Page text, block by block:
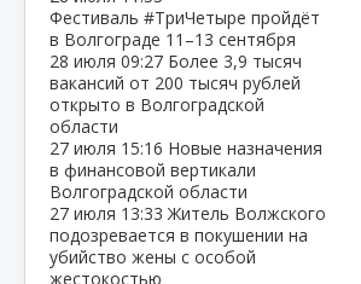
Фестиваль #ТриЧетыре пройдёт
в Волгограде 11–13 сентября
28 июля 09:27 Более 3,9 тысяч
вакансий от 200 тысяч рублей
открыто в Волгоградской
области
27 июля 15:16 Новые назначения
в финансовой вертикали
Волгоградской области
27 июля 13:33Житель Волжского
подозревается в покушении на
убийство жены с особой
жестокостью